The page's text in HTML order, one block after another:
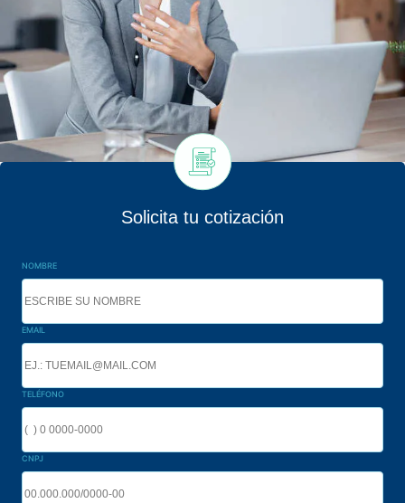
Solicita tu cotización
NOMBRE
EMAIL
TELÉFONO
CNPJ